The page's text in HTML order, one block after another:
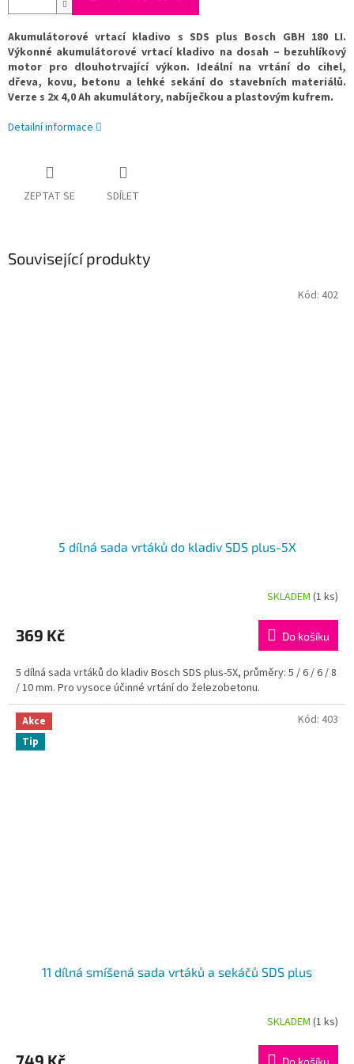
Akumulátorové vrtací kladivo s SDS plus Bosch GBH 180 LI.
Výkonné akumulátorové vrtací kladivo na dosah – bezuhlíkový
motor pro dlouhotrvající výkon. Ideální na vrtání do cihel,
dřeva, kovu, betonu a lehké sekání do stavebních materiálů.
Verze s 2x 4,0 Ah akumulátory, nabíječkou a plastovým kufrem.
Detailní informace
ZEPTAT SE SDÍLET
Související produkty
5 dílná sada vrtáků do kladiv SDS plus-5X
SKLADEM (1 ks)
369 Kč Do košíku
5 dílná sada vrtáků do kladiv Bosch SDS plus-5X, průměry: 5 / 6 / 6 / 8
/ 10 mm. Pro vysoce účinné vrtání do železobetonu.
Kód: 402
Akce
Tip
11 dílná smíšená sada vrtáků a sekáčů SDS plus
SKLADEM (1 ks)
749 Kč
Kód: 403